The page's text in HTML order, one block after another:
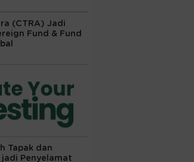
(CTRA) Jadi
Fund & Fund
Tapak dan
jadi Penyelamat